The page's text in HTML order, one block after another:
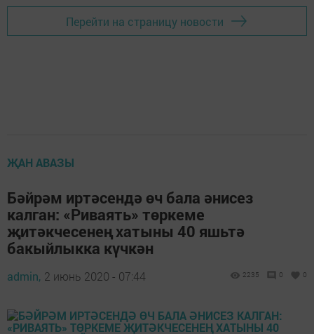
Перейти на страницу новости
ҖАН АВАЗЫ
Бәйрәм иртәсендә өч бала әнисез
калган: «Риваять» төркеме
җитәкчесенең хатыны 40 яшьтә
бакыйлыкка күчкән
admin, 2 июнь 2020 - 07:44 2235 0 0